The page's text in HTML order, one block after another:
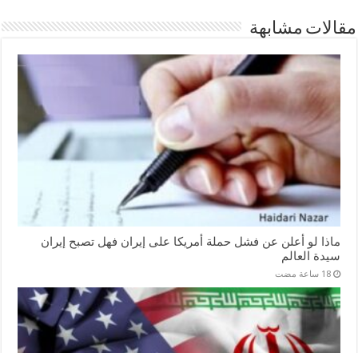
مقالات مشابهة
ماذا لو أعلن عن فشل حملة أمريكا على إيران فهل تصبح إيران
سيدة العالم
‏18 ساعة مضت